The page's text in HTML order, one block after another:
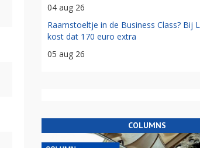
04 aug 26
Raamstoeltje in de Business Class? Bij
kost dat 170 euro extra
05 aug 26
COLUMNS